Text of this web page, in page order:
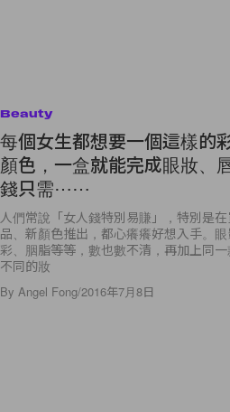
Beauty
每個女生都想要一個這樣的
顏色，一盒就能完成眼妝、
錢只需⋯⋯
人們常說「女人錢特別易賺」，特別是
品、新顏色推出，都心癢癢好想入手。
彩、胭脂等等，數也數不清，再加上同
不同的妝
By Angel Fong/2016年7月8日